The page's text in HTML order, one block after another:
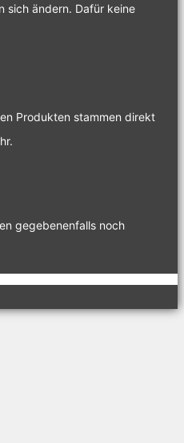
sich ändern. Dafür keine
Produkten stammen direkt
gegebenenfalls noch